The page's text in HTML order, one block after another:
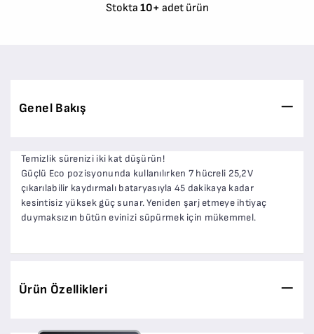
Stokta 10+ adet ürün
Genel Bakış
Temizlik sürenizi iki kat düşürün!
Güçlü Eco pozisyonunda kullanılırken 7 hücreli 25,2V
çıkarılabilir kaydırmalı bataryasıyla 45 dakikaya kadar
kesintisiz yüksek güç sunar. Yeniden şarj etmeye ihtiyaç
duymaksızın bütün evinizi süpürmek için mükemmel.
Ürün Özellikleri